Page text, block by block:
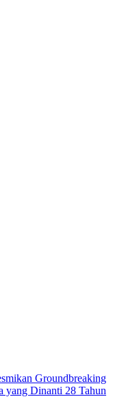
Groundbreaking
yang Dinanti 28 Tahun